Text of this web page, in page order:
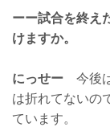
ーー試合を終え
けますか。
にっせー 今後
は折れてないの
ています。